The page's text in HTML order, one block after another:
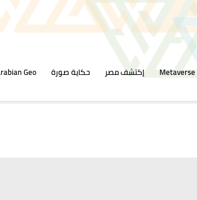
Metaverse إكتشف مصر حكاية صورة Geo